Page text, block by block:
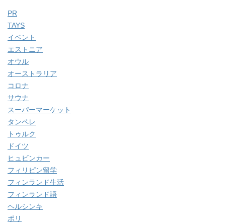
PR
TAYS
イベント
エストニア
オウル
オーストラリア
コロナ
サウナ
スーパーマーケット
タンペレ
トゥルク
ドイツ
ヒュビンカー
フィリピン留学
フィンランド生活
フィンランド語
ヘルシンキ
ポリ